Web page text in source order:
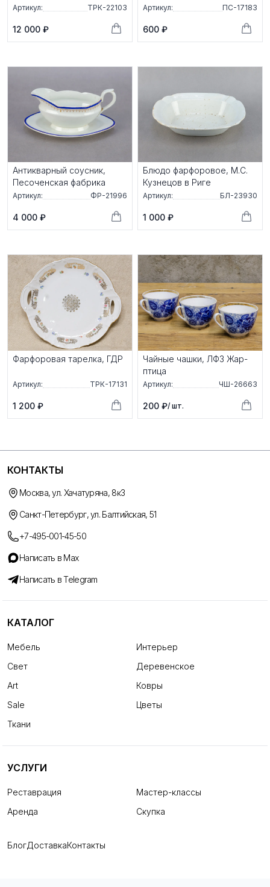
Артикул: ТРК-22103
12 000 ₽
Артикул: ПС-17183
600 ₽
Антикварный соусник,
Песоченская фабрика
Артикул: ФР-21996
4 000 ₽
Блюдо фарфоровое, М.С.
Кузнецов в Риге
Артикул: БЛ-23930
1 000 ₽
Фарфоровая тарелка, ГДР
Артикул: ТРК-17131
1 200 ₽
Чайные чашки, ЛФЗ Жар-
птица
Артикул: ЧШ-26663
200 ₽/ шт.
КОНТАКТЫ
Москва, ул. Хачатуряна, 8к3
Санкт-Петербург, ул. Балтийская, 51
+7-495-001-45-50
Написать в Max
Написать в Telegram
КАТАЛОГ
Мебель
Интерьер
Свет
Деревенское
Art
Ковры
Sale
Цветы
Ткани
УСЛУГИ
Реставрация
Мастер-классы
Аренда
Скупка
БлогДоставкаКонтакты